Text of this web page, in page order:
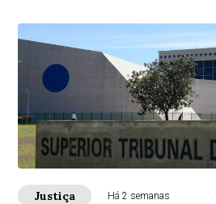
Justiça Há 2 semanas